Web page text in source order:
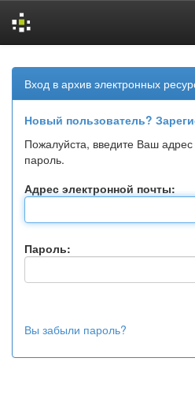
navigation
Вход в архив электронных
Новый пользователь?
Пожалуйста, введите Ваш
пароль.
Адрес электронной почты:
Пароль:
Вы забыли пароль?